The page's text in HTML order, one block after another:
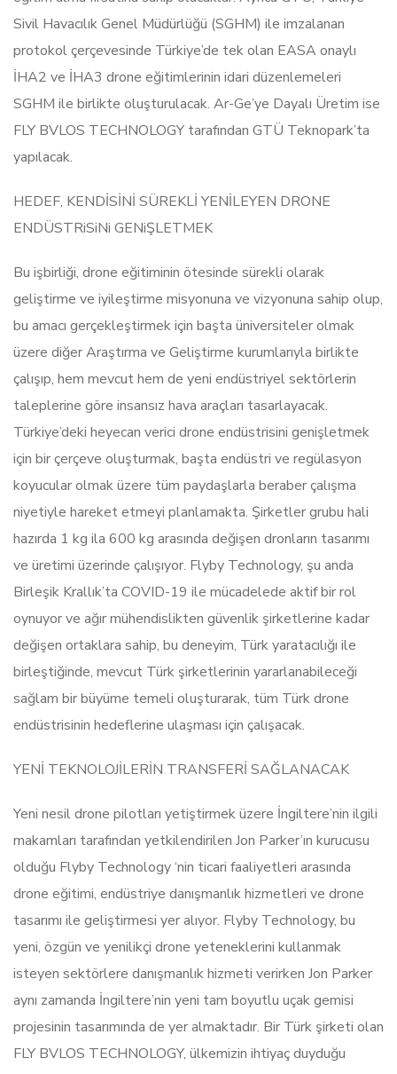
Sivil Havacılık Genel Müdürlüğü (SGHM) ile imzalanan
protokol çerçevesinde Türkiye’de tek olan EASA onaylı
İHA2 ve İHA3 drone eğitimlerinin idari düzenlemeleri
SGHM ile birlikte oluşturulacak. Ar-Ge’ye Dayalı Üretim ise
FLY BVLOS TECHNOLOGY tarafından GTÜ Teknopark’ta
yapılacak.
HEDEF, KENDİSİNİ SÜREKLİ YENİLEYEN DRONE
ENDÜSTRiSiNi GENiŞLETMEK
Bu işbirliği, drone eğitiminin ötesinde sürekli olarak
geliştirme ve iyileştirme misyonuna ve vizyonuna sahip olup,
bu amacı gerçekleştirmek için başta üniversiteler olmak
üzere diğer Araştırma ve Geliştirme kurumlarıyla birlikte
çalışıp, hem mevcut hem de yeni endüstriyel sektörlerin
taleplerine göre insansız hava araçları tasarlayacak.
Türkiye’deki heyecan verici drone endüstrisini genişletmek
için bir çerçeve oluşturmak, başta endüstri ve regülasyon
koyucular olmak üzere tüm paydaşlarla beraber çalışma
niyetiyle hareket etmeyi planlamakta. Şirketler grubu hali
hazırda 1 kg ila 600 kg arasında değişen dronların tasarımı
ve üretimi üzerinde çalışıyor. Flyby Technology, şu anda
Birleşik Krallık’ta COVID-19 ile mücadelede aktif bir rol
oynuyor ve ağır mühendislikten güvenlik şirketlerine kadar
değişen ortaklara sahip, bu deneyim, Türk yaratacılığı ile
birleştiğinde, mevcut Türk şirketlerinin yararlanabileceği
sağlam bir büyüme temeli oluşturarak, tüm Türk drone
endüstrisinin hedeflerine ulaşması için çalışacak.
YENİ TEKNOLOJİLERİN TRANSFERİ SAĞLANACAK
Yeni nesil drone pilotları yetiştirmek üzere İngiltere’nin ilgili
makamları tarafından yetkilendirilen Jon Parker’ın kurucusu
olduğu Flyby Technology ‘nin ticari faaliyetleri arasında
drone eğitimi, endüstriye danışmanlık hizmetleri ve drone
tasarımı ile geliştirmesi yer alıyor. Flyby Technology, bu
yeni, özgün ve yenilikçi drone yeteneklerini kullanmak
isteyen sektörlere danışmanlık hizmeti verirken Jon Parker
aynı zamanda İngiltere’nin yeni tam boyutlu uçak gemisi
projesinin tasarımında de yer almaktadır. Bir Türk şirketi olan
FLY BVLOS TECHNOLOGY, ülkemizin ihtiyaç duyduğu